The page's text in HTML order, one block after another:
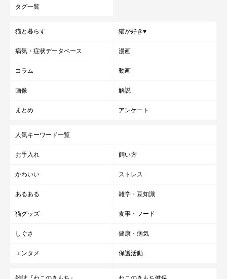
タグ一覧
猫と暮らす 猫が好き♥
病気・症状データベース 漫画
コラム 動画
画像 解説
まとめ アンケート
人気キーワード一覧
お手入れ 飼い方
かわいい ストレス
あるある 雑学・豆知識
猫グッズ 食事・フード
しぐさ 健康・病気
エンタメ 保護活動